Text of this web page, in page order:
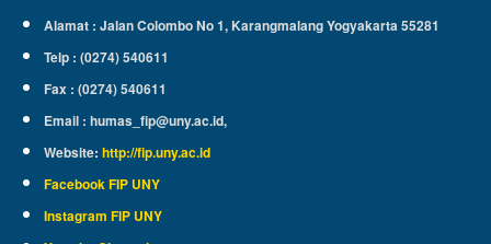
Alamat : Jalan Colombo No 1, Karangmalang Yogyakarta 55281
Telp : (0274) 540611
Fax : (0274) 540611
Email : humas_fip@uny.ac.id,
Website: http://fip.uny.ac.id
Facebook FIP UNY
Instagram FIP UNY